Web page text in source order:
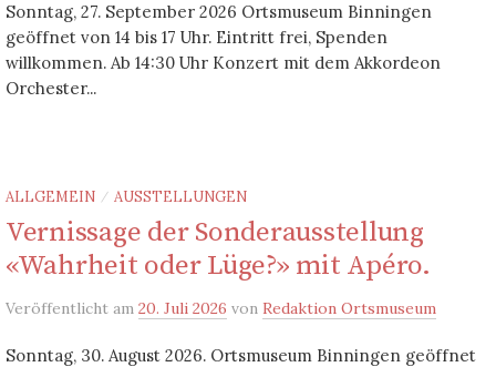
Sonntag, 27. September 2026 Ortsmuseum Binningen
geöffnet von 14 bis 17 Uhr. Eintritt frei, Spenden
willkommen. Ab 14:30 Uhr Konzert mit dem Akkordeon
Orchester...
ALLGEMEIN / AUSSTELLUNGEN
Vernissage der Sonderausstellung
«Wahrheit oder Lüge?» mit Apéro.
Veröffentlicht am 20. Juli 2026 von Redaktion Ortsmuseum
Sonntag, 30. August 2026. Ortsmuseum Binningen geöffnet